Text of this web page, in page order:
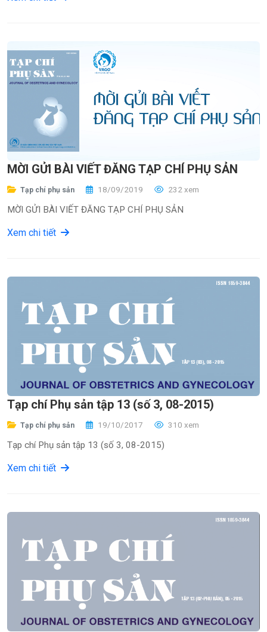
MỜI GỬI BÀI VIẾT ĐĂNG TẠP CHÍ PHỤ SẢN
Tạp chí phụ sản 18/09/2019 232 xem
MỜI GỬI BÀI VIẾT ĐĂNG TẠP CHÍ PHỤ SẢN
Xem chi tiết
Tạp chí Phụ sản tập 13 (số 3, 08-2015)
Tạp chí phụ sản 19/10/2017 310 xem
Tạp chí Phụ sản tập 13 (số 3, 08-2015)
Xem chi tiết